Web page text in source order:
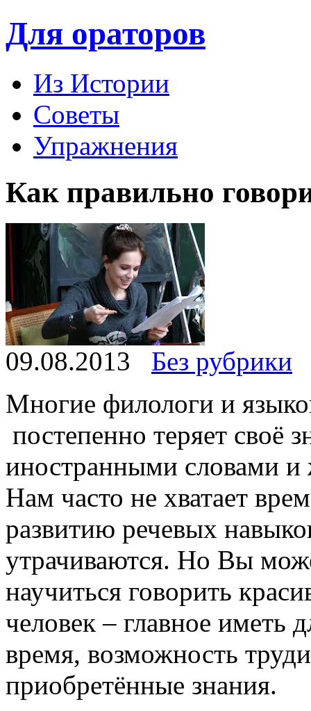
Для ораторов
Из Истории
Советы
Упражнения
Как правильно
09.08.2013
Без рубрики
Многие филологи и
постепенно теряет своё
иностранными словами
Нам часто не хватает
развитию речевых
утрачиваются. Но Вы
научиться говорить
человек – главное иметь
время, возможность
приобретённые знания.